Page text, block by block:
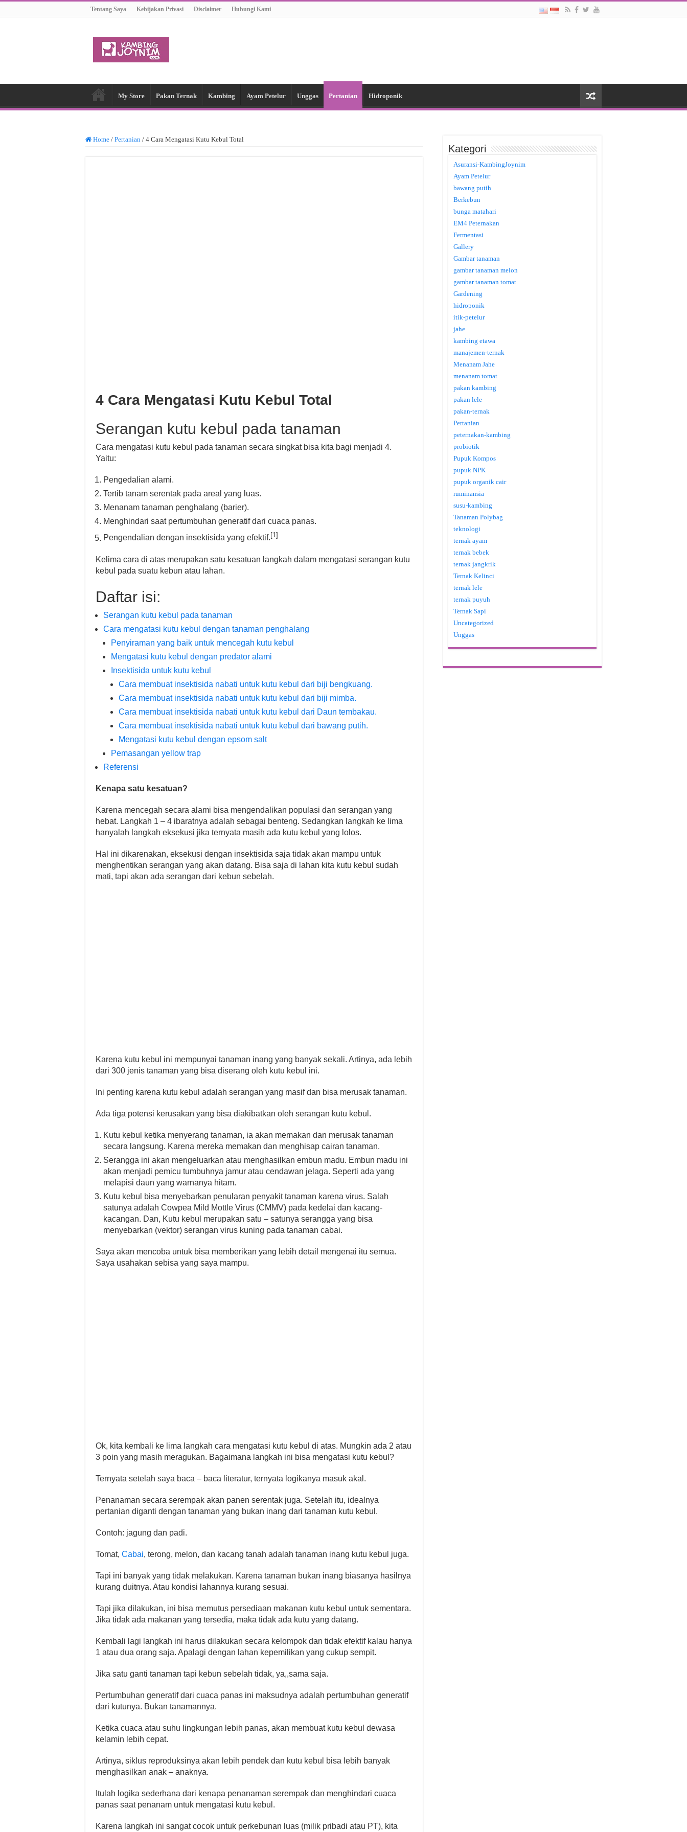
Tentang Saya Kebijakan Privasi Disclaimer Hubungi Kami
My Store Pakan Ternak Kambing Ayam Petelur Unggas Pertanian Hidroponik
Home / Pertanian / 4 Cara Mengatasi Kutu Kebul Total
4 Cara Mengatasi Kutu Kebul Total
Serangan kutu kebul pada tanaman
Cara mengatasi kutu kebul pada tanaman secara singkat bisa kita bagi menjadi 4.
Yaitu:
Pengedalian alami.
Tertib tanam serentak pada areal yang luas.
Menanam tanaman penghalang (barier).
Menghindari saat pertumbuhan generatif dari cuaca panas.
Pengendalian dengan insektisida yang efektif. [1]
Kelima cara di atas merupakan satu kesatuan langkah dalam mengatasi serangan kutu
kebul pada suatu kebun atau lahan.
Daftar isi:
Serangan kutu kebul pada tanaman
Cara mengatasi kutu kebul dengan tanaman penghalang
Penyiraman yang baik untuk mencegah kutu kebul
Mengatasi kutu kebul dengan predator alami
Insektisida untuk kutu kebul
Cara membuat insektisida nabati untuk kutu kebul dari biji bengkuang.
Cara membuat insektisida nabati untuk kutu kebul dari biji mimba.
Cara membuat insektisida nabati untuk kutu kebul dari Daun tembakau.
Cara membuat insektisida nabati untuk kutu kebul dari bawang putih.
Mengatasi kutu kebul dengan epsom salt
Pemasangan yellow trap
Referensi
Kenapa satu kesatuan?
Karena mencegah secara alami bisa mengendalikan populasi dan serangan yang
hebat. Langkah 1 – 4 ibaratnya adalah sebagai benteng. Sedangkan langkah ke lima
hanyalah langkah eksekusi jika ternyata masih ada kutu kebul yang lolos.
Hal ini dikarenakan, eksekusi dengan insektisida saja tidak akan mampu untuk
menghentikan serangan yang akan datang. Bisa saja di lahan kita kutu kebul sudah
mati, tapi akan ada serangan dari kebun sebelah.
Karena kutu kebul ini mempunyai tanaman inang yang banyak sekali. Artinya, ada lebih
dari 300 jenis tanaman yang bisa diserang oleh kutu kebul ini.
Ini penting karena kutu kebul adalah serangan yang masif dan bisa merusak tanaman.
Ada tiga potensi kerusakan yang bisa diakibatkan oleh serangan kutu kebul.
Kutu kebul ketika menyerang tanaman, ia akan memakan dan merusak tanaman
secara langsung. Karena mereka memakan dan menghisap cairan tanaman.
Serangga ini akan mengeluarkan atau menghasilkan embun madu. Embun madu ini
akan menjadi pemicu tumbuhnya jamur atau cendawan jelaga. Seperti ada yang
melapisi daun yang warnanya hitam.
Kutu kebul bisa menyebarkan penularan penyakit tanaman karena virus. Salah
satunya adalah Cowpea Mild Mottle Virus (CMMV) pada kedelai dan kacang-
kacangan. Dan, Kutu kebul merupakan satu – satunya serangga yang bisa
menyebarkan (vektor) serangan virus kuning pada tanaman cabai.
Saya akan mencoba untuk bisa memberikan yang lebih detail mengenai itu semua.
Saya usahakan sebisa yang saya mampu.
Ok, kita kembali ke lima langkah cara mengatasi kutu kebul di atas. Mungkin ada 2 atau
3 poin yang masih meragukan. Bagaimana langkah ini bisa mengatasi kutu kebul?
Ternyata setelah saya baca – baca literatur, ternyata logikanya masuk akal.
Penanaman secara serempak akan panen serentak juga. Setelah itu, idealnya
pertanian diganti dengan tanaman yang bukan inang dari tanaman kutu kebul.
Contoh: jagung dan padi.
Tomat, Cabai, terong, melon, dan kacang tanah adalah tanaman inang kutu kebul juga.
Tapi ini banyak yang tidak melakukan. Karena tanaman bukan inang biasanya hasilnya
kurang duitnya. Atau kondisi lahannya kurang sesuai.
Tapi jika dilakukan, ini bisa memutus persediaan makanan kutu kebul untuk sementara.
Jika tidak ada makanan yang tersedia, maka tidak ada kutu yang datang.
Kembali lagi langkah ini harus dilakukan secara kelompok dan tidak efektif kalau hanya
1 atau dua orang saja. Apalagi dengan lahan kepemilikan yang cukup sempit.
Jika satu ganti tanaman tapi kebun sebelah tidak, ya,,sama saja.
Pertumbuhan generatif dari cuaca panas ini maksudnya adalah pertumbuhan generatif
dari kutunya. Bukan tanamannya.
Ketika cuaca atau suhu lingkungan lebih panas, akan membuat kutu kebul dewasa
kelamin lebih cepat.
Artinya, siklus reproduksinya akan lebih pendek dan kutu kebul bisa lebih banyak
menghasilkan anak – anaknya.
Itulah logika sederhana dari kenapa penanaman serempak dan menghindari cuaca
panas saat penanam untuk mengatasi kutu kebul.
Karena langkah ini sangat cocok untuk perkebunan luas (milik pribadi atau PT), kita
Kategori
Asuransi-KambingJoynim
Ayam Petelur
bawang putih
Berkebun
bunga matahari
EM4 Peternakan
Fermentasi
Gallery
Gambar tanaman
gambar tanaman melon
gambar tanaman tomat
Gardening
hidroponik
itik-petelur
jahe
kambing etawa
manajemen-ternak
Menanam Jahe
menanam tomat
pakan kambing
pakan lele
pakan-ternak
Pertanian
peternakan-kambing
probiotik
Pupuk Kompos
pupuk NPK
pupuk organik cair
ruminansia
susu-kambing
Tanaman Polybag
teknologi
ternak ayam
ternak bebek
ternak jangkrik
Ternak Kelinci
ternak lele
ternak puyuh
Ternak Sapi
Uncategorized
Unggas